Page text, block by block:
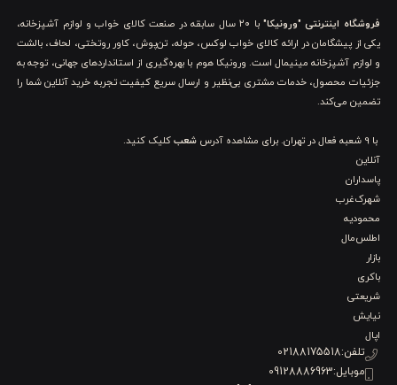
زیبایی، به کیفیت، دوام، قابلیت شستشو، طراحی ارگونومیک و
حتی هماهنگی ظروف با فضای آشپزخانه نیز توجه ویژه‌ای داشته
باشند. به همین دلیل تولیدکنندگان معتبر هر سال مدل‌های
می‌کنند.
در سال‌های اخیر استفاده از
مینیمال، ظروف مات، رنگ‌های خنثی و اکسسوری‌های مدرن رشد
چشمگیری داشته است. این محصولات علاوه بر زیبایی، دوام
بسیار بالایی دارند و برای استفاده روزمره یا مهمانی‌های رسمی
انتخابی هوشمندانه محسوب می‌شوند.
اگر قصد دارید منزل خود را به تجهیزات پذیرایی کامل مجهز کنید
یا به دنبال خرید یک هدیه کاربردی برای تازه‌عروس، جهیزیه یا
فروشگاه اینترنتی "ورونیکا"
با ۲۰ سال سابقه در صنعت کالای خواب و لوازم آشپزخانه،
یکی از پیشگامان در ارائه کالای خواب لوکس، حوله، تن‌پوش، کاور روتختی، لحاف، بالشت
و لوازم آشپزخانه مینیمال است. ورونیکا هوم با بهره‌گیری از استانداردهای جهانی، توجه به
جزئیات محصول، خدمات مشتری بی‌نظیر و ارسال سریع کیفیت تجربه خرید آنلاین شما را
تضمین می‌کند.
با 9 شعبه فعال در تهران. برای مشاهده آدرس شعبکلیک کنید.
آنلاین
پاسداران
شهرک‌غرب
محمودیه
اطلس‌مال
بازار
باکری
شریعتی
نیایش
اپال
تلفن:02188175518
موبایل:09128886963